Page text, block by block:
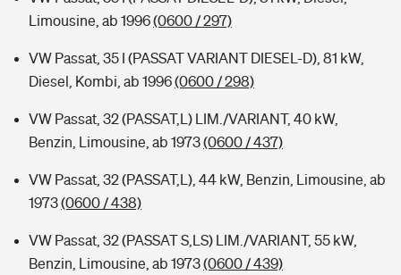
Sie haben Fragen?
Zur Übersicht
Kinderunfall-Check: Mehr Sicherheit für deine Kids
Typklassen: So ist Ihr Auto eingestuft
Sie haben Fragen?
Limousine, ab 1996(0600 / 297)
VW Passat, 35 I (PASSAT VARIANT DIESEL-D), 81 kW,
Diesel, Kombi, ab 1996(0600 / 298)
VW Passat, 32 (PASSAT,L) LIM./VARIANT, 40 kW,
Benzin, Limousine, ab 1973(0600 / 437)
VW Passat, 32 (PASSAT,L), 44 kW, Benzin, Limousine, ab
1973(0600 / 438)
VW Passat, 32 (PASSAT S,LS) LIM./VARIANT, 55 kW,
Benzin, Limousine, ab 1973(0600 / 439)